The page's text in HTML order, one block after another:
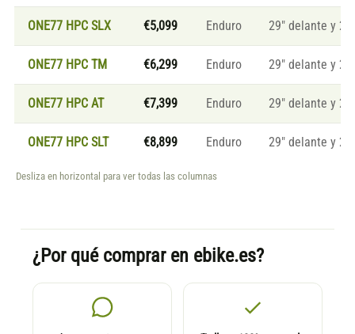
ONE77 HPC SLX €5,099 Enduro 29" delante y
ONE77 HPC TM €6,299 Enduro 29" delante y
ONE77 HPC AT €7,399 Enduro 29" delante y
ONE77 HPC SLT €8,899 Enduro 29" delante y
Desliza en horizontal para ver todas las columnas
¿Por qué comprar en ebike.es?